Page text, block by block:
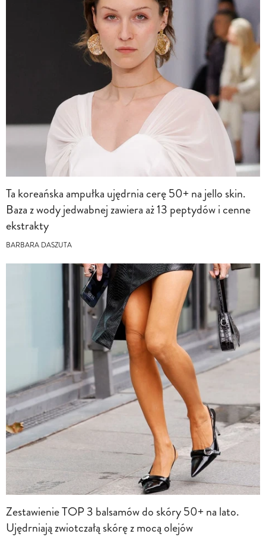
Ta koreańska ampułka ujędrnia cerę 50+ na jello skin.
Baza z wody jedwabnej zawiera aż 13 peptydów i cenne
ekstrakty
BARBARA DASZUTA
Zestawienie TOP 3 balsamów do skóry 50+ na lato.
Ujędrniają zwiotczałą skórę z mocą olejów